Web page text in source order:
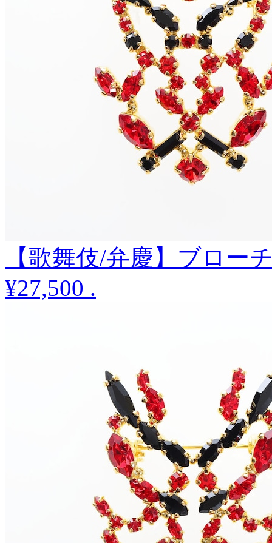
【歌舞伎/弁慶】ブロー
¥27,500 .